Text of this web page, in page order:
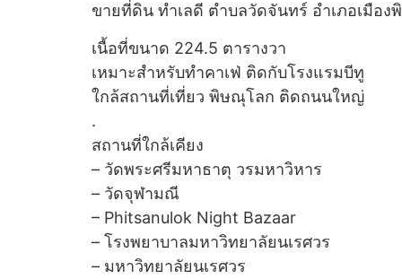
ขายที่ดิน ทำเลดี ตำบลวัดจันทร์ อำเภอเมือ
เนื้อที่ขนาด 224.5 ตารางวา
เหมาะสำหรับทำคาเฟ่ ติดกับโรงแรมบีทู
ใกล้สถานที่เที่ยว พิษณุโลก ติดถนนใหญ่
.
สถานที่ใกล้เคียง
– วัดพระศรีมหาธาตุ วรมหาวิหาร
– วัดจุฬามณี
– Phitsanulok Night Bazaar
– โรงพยาบาลมหาวิทยาลัยนเรศวร
– มหาวิทยาลัยนเรศวร